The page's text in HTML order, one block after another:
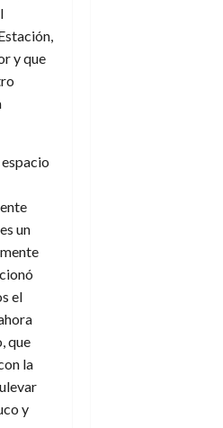
y que
un
el
que
la
y